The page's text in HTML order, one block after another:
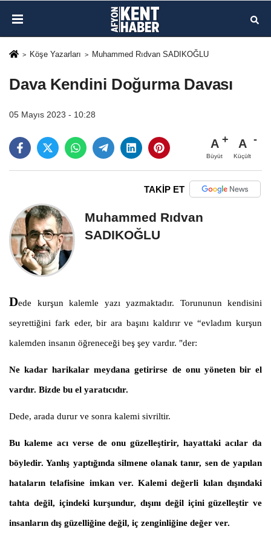
Köşe Yazarları Muhammed Rıdvan SADIKOĞLU
Dava Kendini Doğurma Davası
05 Mayıs 2023 - 10:28
A
Büyüt
A
Küçült
TAKİP ET
Muhammed Rıdvan
SADIKOĞLU
Dede kurşun kalemle yazı yazmaktadır. Torununun kendisini
seyrettiğini fark eder, bir ara başını kaldırır ve“evladım kurşun
kalemden insanın öğreneceği beş şey vardır. "der:
Ne kadar harikalar meydana getirirse de onu yöneten bir el
vardır. Bizde bu el yaratıcıdır.
Dede, arada durur ve sonra kalemi sivriltir.
Bu kaleme acı verse de onu güzelleştirir, hayattaki acılar da
böyledir. Yanlış yaptığında silmene olanak tanır, sen de yapılan
hataların telafisine imkan ver. Kalemi değerli kılan dışındaki
tahta değil, içindeki kurşundur, dışını değil içini güzelleştir ve
insanların dış güzelliğine değil, iç zenginliğine değer ver.